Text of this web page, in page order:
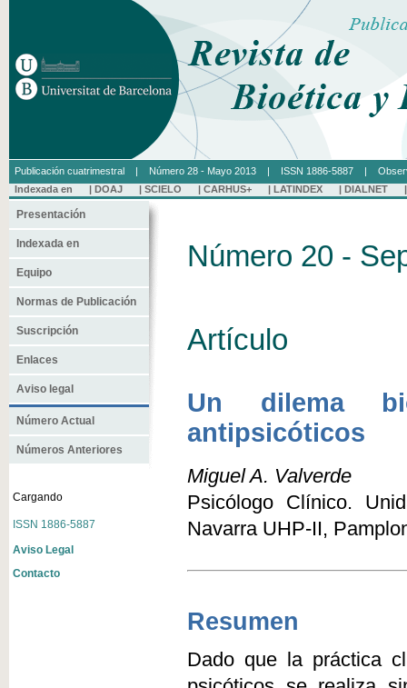
Publicación cuatrimestral | Número 28 - Mayo 2013 | ISSN 1886-5887 |
Indexada en | DOAJ | SCIELO | CARHUS+ | LATINDEX | DIALNET
Presentación
Indexada en
Equipo
Normas de Publicación
Suscripción
Enlaces
Aviso legal
Número Actual
Números Anteriores
Cargando
ISSN 1886-5887
Aviso Legal
Contacto
Número 20 -
Artículo
Un dilema
antipsicóticos
Miguel A. Valverde
Psicólogo Clínico.
Navarra UHP-II,
Resumen
Dado que la práctica